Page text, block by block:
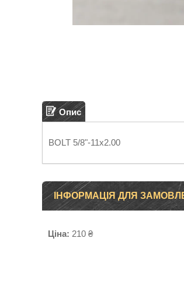
Опис
BOLT 5/8"-11x2.00
ІНФОРМАЦІЯ ДЛЯ
Ціна: 210 ₴